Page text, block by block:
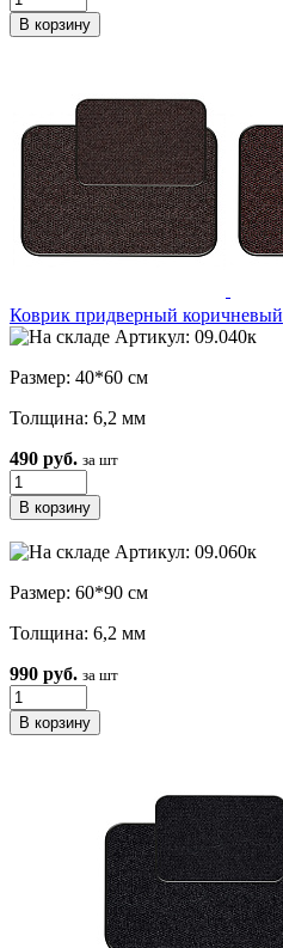
Коврик придверный коричневый
Артикул: 09.040к
Размер: 40*60 см
Толщина: 6,2 мм
490 руб. за шт
Артикул: 09.060к
Размер: 60*90 см
Толщина: 6,2 мм
990 руб. за шт